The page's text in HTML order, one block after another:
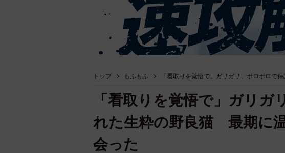
トップ もふもふ 「看取りを覚悟で」ガリガリ、ボロボロで
「看取りを覚悟で」ガリガ
れた生粋の野良猫 最期に
会った